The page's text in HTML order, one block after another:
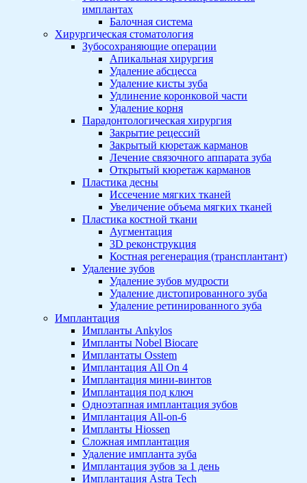
имплантах
Балочная система
Хирургическая стоматология
Зубосохраняющие операции
Апикальная хирургия
Удаление абсцесса
Удаление кисты зуба
Удлинение коронковой части
Удаление корня
Парадонтологическая хирургия
Закрытие рецессий
Закрытый кюретаж карманов
Лечение связочного аппарата зуба
Открытый кюретаж карманов
Пластика десны
Иссечение мягких тканей
Увеличение объема мягких тканей
Пластика костной ткани
Аугментация
3D реконструкция
Костная регенерация (трансплантант)
Удаление зубов
Удаление зубов мудрости
Удаление дистопированного зуба
Удаление ретинированного зуба
Имплантация
Импланты Ankylos
Импланты Nobel Biocare
Имплантаты Osstem
Имплантация All On 4
Имплантация мини-винтов
Имплантация под ключ
Одноэтапная имплантация зубов
Имплантация All-on-6
Импланты Hiossen
Сложная имплантация
Удаление импланта зуба
Имплантация зубов за 1 день
Имплантация Astra Tech